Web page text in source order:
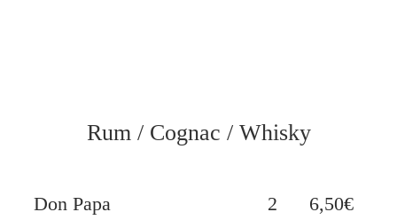
Rum / Cognac / Whisky
Don Papa
2
6,50€